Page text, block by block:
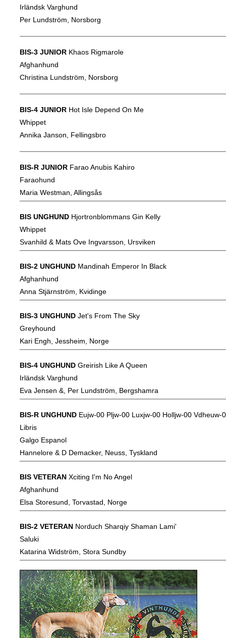
Irländsk Varghund
Per Lundström, Norsborg
BIS-3 JUNIOR Khaos Rigmarole
Afghanhund
Christina Lundström, Norsborg
BIS-4 JUNIOR Hot Isle Depend On Me
Whippet
Annika Janson, Fellingsbro
BIS-R JUNIOR Farao Anubis Kahiro
Faraohund
Maria Westman, Allingsås
BIS UNGHUND Hjortronblommans Gin Kelly
Whippet
Svanhild & Mats Ove Ingvarsson, Ursviken
BIS-2 UNGHUND Mandinah Emperor In Black
Afghanhund
Anna Stjärnström, Kvidinge
BIS-3 UNGHUND Jet's From The Sky
Greyhound
Kari Engh, Jessheim, Norge
BIS-4 UNGHUND Greirish Like A Queen
Irländsk Varghund
Eva Jensen &, Per Lundström, Bergshamra
BIS-R UNGHUND Eujw-00 Pljw-00 Luxjw-00 Holljw-00 Vdheuw-
Libris
Galgo Espanol
Hannelore & D Demacker, Neuss, Tyskland
BIS VETERAN Xciting I'm No Angel
Afghanhund
Elsa Storesund, Torvastad, Norge
BIS-2 VETERAN Norduch Sharqiy Shaman Lami'
Saluki
Katarina Widström, Stora Sundby